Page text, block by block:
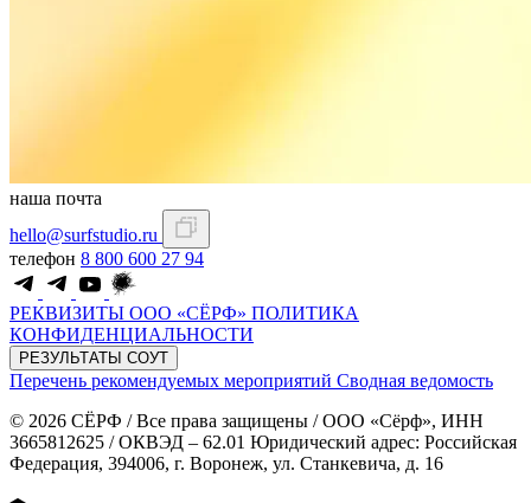
наша почта
hello@surfstudio.ru
телефон 8 800 600 27 94
РЕКВИЗИТЫ ООО «СЁРФ» ПОЛИТИКА
КОНФИДЕНЦИАЛЬНОСТИ
РЕЗУЛЬТАТЫ СОУТ
Перечень рекомендуемых мероприятий Сводная ведомость
© 2026 СЁРФ / Все права защищены / ООО «Сёрф», ИНН
3665812625 / ОКВЭД – 62.01 Юридический адрес: Российская
Федерация, 394006, г. Воронеж, ул. Станкевича, д. 16